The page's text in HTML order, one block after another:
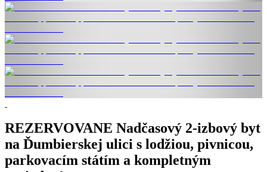
REZERVOVANE Nadčasový 2-izbový byt
na Ďumbierskej ulici s lodžiou, pivnicou,
parkovacím státím a kompletným